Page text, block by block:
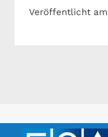
Veröffentlicht am